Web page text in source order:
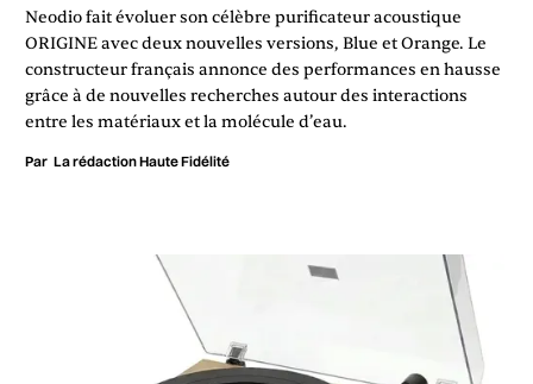
Neodio fait évoluer son célèbre purificateur acoustique
ORIGINE avec deux nouvelles versions, Blue et Orange. Le
constructeur français annonce des performances en hausse
grâce à de nouvelles recherches autour des interactions
entre les matériaux et la molécule d’eau.
Par La rédaction Haute Fidélité